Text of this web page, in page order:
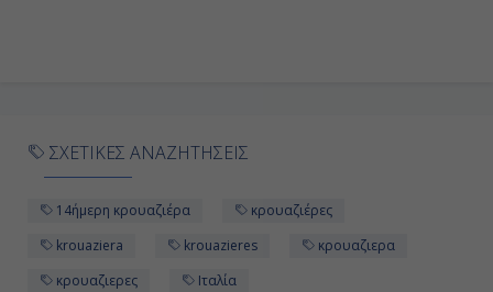
ΣΧΕΤΙΚΕΣ ΑΝΑΖΗΤΗΣΕΙΣ
14ήμερη κρουαζιέρα
κρουαζιέρες
krouaziera
krouazieres
κρουαζιερα
κρουαζιερες
Ιταλία